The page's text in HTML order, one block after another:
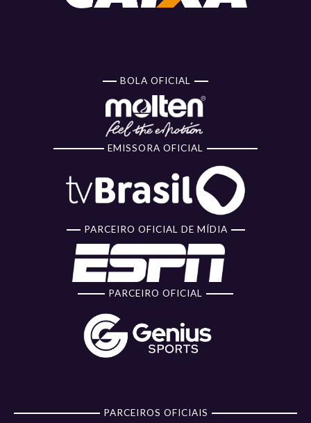
BOLA OFICIAL
EMISSORA OFICIAL
PARCEIRO OFICIAL DE MÍDIA
PARCEIRO OFICIAL
PARCEIROS OFICIAIS